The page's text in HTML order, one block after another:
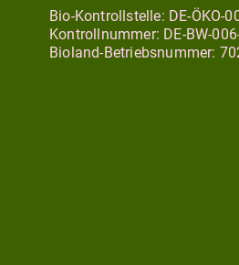
Bio-Kontrollstelle: DE-ÖKO-
Kontrollnummer: DE-BW-
Bioland-Betriebsnummer: